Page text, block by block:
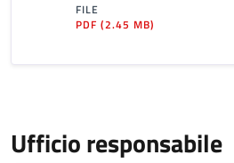
FILE
PDF(2.45 MB)
Ufficio responsabile